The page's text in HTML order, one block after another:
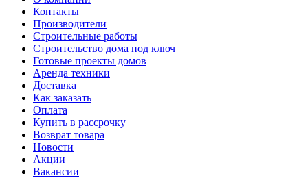
Контакты
Производители
Строительные работы
Строительство дома под ключ
Готовые проекты домов
Аренда техники
Доставка
Как заказать
Оплата
Купить в рассрочку
Возврат товара
Новости
Акции
Вакансии